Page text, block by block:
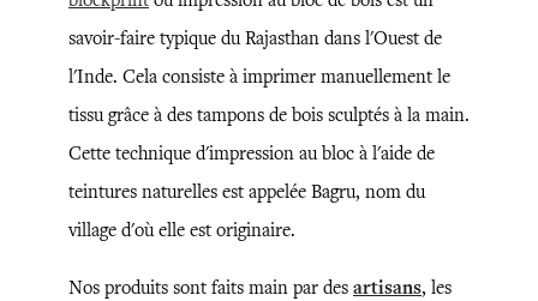
savoir-faire typique du Rajasthan dans l'Ouest de
l'Inde. Cela consiste à imprimer manuellement le
tissu grâce à des tampons de bois sculptés à la main.
Cette technique d'impression au bloc à l'aide de
teintures naturelles est appelée Bagru, nom du
village d'où elle est originaire.
Nos produits sont faits main par des artisans, les